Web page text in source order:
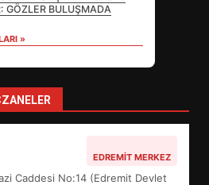
GÖZLER BULUŞMADA
»
EDREMIT MERKEZ
Caddesi No:14 (Edremit Devlet
MÜZELERİNDE SÜRE
NE DEĞİŞTİ?